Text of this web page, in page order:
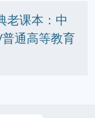
老课本：中
通高等教育